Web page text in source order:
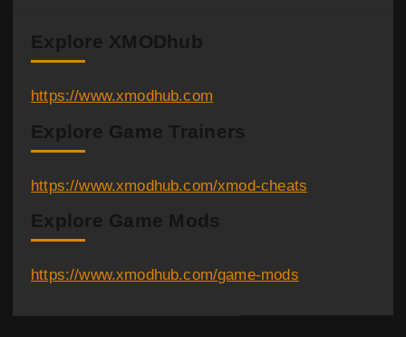
Explore XMODhub
https://www.xmodhub.com
Explore Game Trainers
https://www.xmodhub.com/xmod-cheats
Explore Game Mods
https://www.xmodhub.com/game-mods